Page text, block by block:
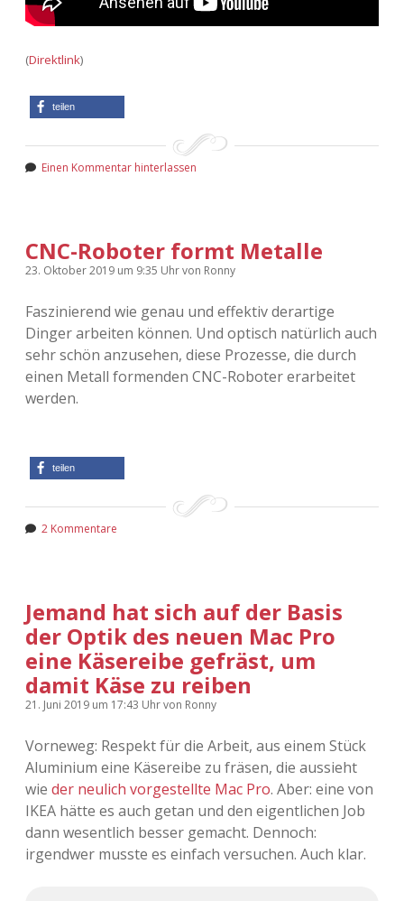
(Direktlink)
teilen
Einen Kommentar hinterlassen
CNC-Roboter formt Metalle
23. Oktober 2019 um 9:35 Uhrvon Ronny
Faszinierend wie genau und effektiv derartige
Dinger arbeiten können. Und optisch natürlich auch
sehr schön anzusehen, diese Prozesse, die durch
einen Metall formenden CNC-Roboter erarbeitet
werden.
teilen
2 Kommentare
Jemand hat sich auf der Basis
der Optik des neuen Mac Pro
eine Käsereibe gefräst, um
damit Käse zu reiben
21. Juni 2019 um 17:43 Uhrvon Ronny
Vorneweg: Respekt für die Arbeit, aus einem Stück
Aluminium eine Käsereibe zu fräsen, die aussieht
wie der neulich vorgestellte Mac Pro. Aber: eine von
IKEA hätte es auch getan und den eigentlichen Job
dann wesentlich besser gemacht. Dennoch:
irgendwer musste es einfach versuchen. Auch klar.